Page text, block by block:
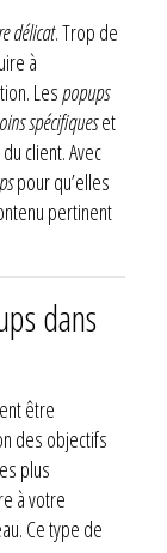
délicat. Trop de
à
Lespopups
spécifiqueset
client. Avec
pour qu’elles
pertinent
dans
être
des objectifs
plus
à votre
Ce type de